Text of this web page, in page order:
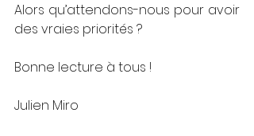
Alors qu’attendons-nous pour avoir
des vraies priorités ?
Bonne lecture à tous !
Julien Miro